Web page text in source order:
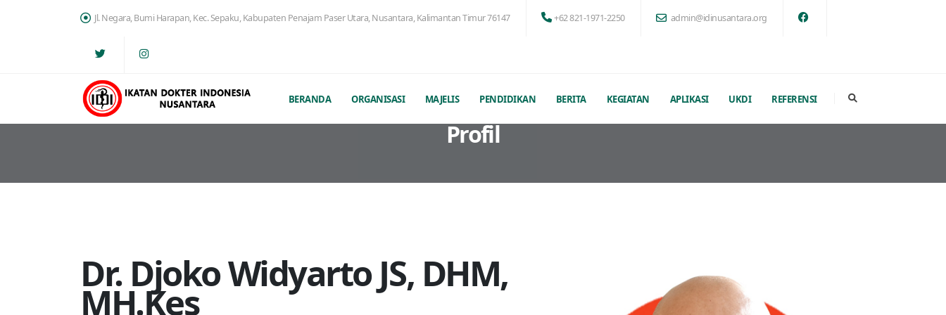
Jl. Negara, Bumi Harapan, Kec. Sepaku, Kabupaten Penajam Paser Utara, Nusantara, Kalimantan Timur 76147 +62 821-1971-2250 admin@idinusantara.org
BERANDA ORGANISASI MAJELIS PENDIDIKAN BERITA KEGIATAN APLIKASI UKDI REFERENSI
Profil
Dr. Djoko Widyarto JS, DHM,
MH.Kes